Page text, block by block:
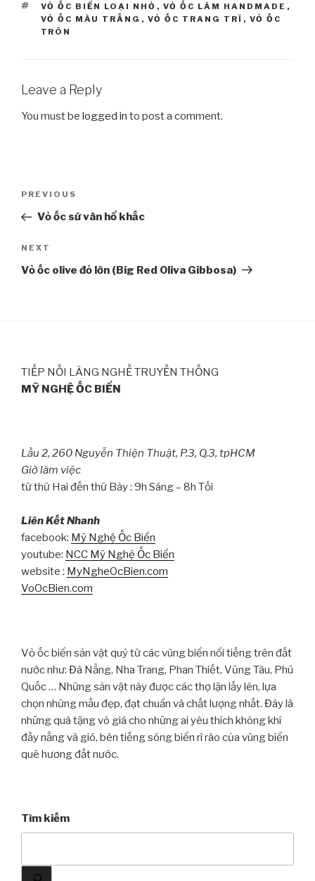
TAGS
VỎ ỐC BIỂN LOẠI NHỎ , VỎ ỐC LÀM HANDMADE ,
VỎ ỐC MÀU TRẮNG , VỎ ỐC TRANG TRÍ , VỎ ỐC
TRÒN
Leave a Reply
You must be logged in to post a comment.
Post
navigation
Previous
Post
PREVIOUS
Vỏ ốc sứ vân hổ khắc
Next
Post
NEXT
Vỏ ốc olive đỏ lớn (Big Red Oliva Gibbosa)
TIẾP NỐI LÀNG NGHỀ TRUYỀN THỐNG
MỸ NGHỆ ỐC BIỂN
Lầu 2, 260 Nguyễn Thiện Thuật, P.3, Q.3, tpHCM
Giờ làm việc
từ thứ Hai đến thứ Bảy : 9h Sáng – 8h Tối
Liên Kết Nhanh
facebook: Mỹ Nghệ Ốc Biển
youtube: NCC Mỹ Nghệ Ốc Biển
website : MyNgheOcBien.com
VoOcBien.com
Vỏ ốc biển sản vật quý từ các vùng biển nổi tiếng trên đất
nước như: Đà Nẵng, Nha Trang, Phan Thiết, Vũng Tàu, Phú
Quốc … Những sản vật này được các thợ lặn lấy lên, lựa
chọn những mẫu đẹp, đạt chuẩn và chất lượng nhất. Đây là
những quà tặng vô giá cho những ai yêu thích không khí
đầy nắng và gió, bên tiếng sóng biển rì rào của vùng biển
quê hương đất nước.
Tìm kiếm